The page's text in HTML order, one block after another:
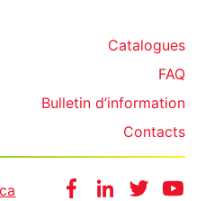
Catalogues
FAQ
Bulletin d’information
Contacts
FacebookInstagram
Twitter